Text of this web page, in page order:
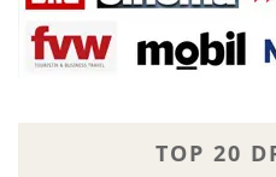
TOP 20